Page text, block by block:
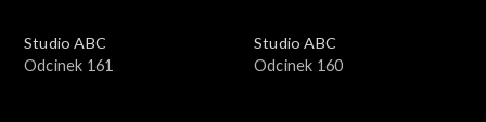
Studio ABC
Odcinek 161
Studio ABC
Odcinek 160